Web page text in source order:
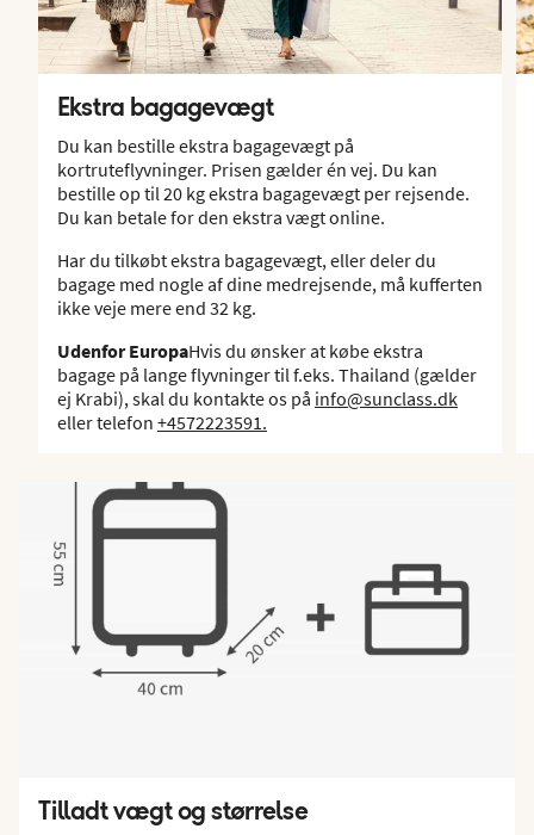
Ekstra bagagevægt
Du kan bestille ekstra bagagevægt på
kortruteflyvninger. Prisen gælder én vej. Du kan
bestille op til 20 kg ekstra bagagevægt per rejsende.
Du kan betale for den ekstra vægt online.
Har du tilkøbt ekstra bagagevægt, eller deler du
bagage med nogle af dine medrejsende, må kufferten
ikke veje mere end 32 kg.
Udenfor EuropaHvis du ønsker at købe ekstra
bagage på lange flyvninger til f.eks. Thailand (gælder
ej Krabi), skal du kontakte os på info@sunclass.dk
eller telefon +4572223591.
Tilladt vægt og størrelse